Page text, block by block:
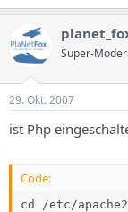
Super-
29. Okt. 2007
ist Php
Code:
cd /etc/